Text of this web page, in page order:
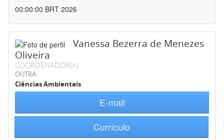
00:00:00 BRT 2026
Vanessa Bezerra de Menezes
Oliveira
COORDENADOR(A)
OUTRA
Ciências Ambientais
E-mail
Currículo